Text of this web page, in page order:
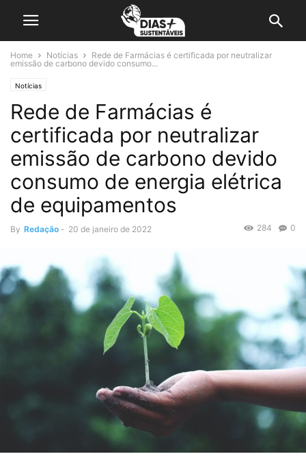
Home Notícias
Rede de Farmácias é certificada por neutralizar
emissão de carbono devido consumo...
Notícias
Rede de Farmácias é
certificada por neutralizar
emissão de carbono devido
consumo de energia elétrica
de equipamentos
By Redação - 20 de janeiro de 2022 0
284